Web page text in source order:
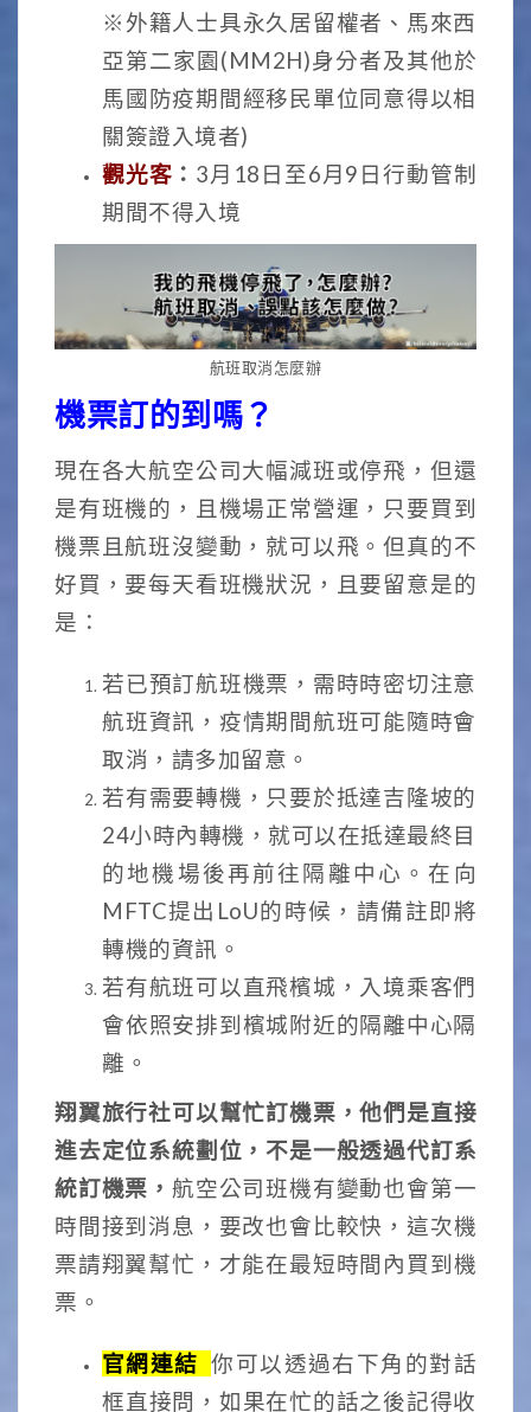
※外籍人士具永久居留權者、馬來西
亞第二家園(MM2H)身分者及其他於
馬國防疫期間經移民單位同意得以相
關簽證入境者)
觀光客 ： 3月18日至6月9日行動管制
期間不得入境
航班取消怎麼辦
機票訂的到嗎？
現在各大航空公司大幅減班或停飛，但還
是有班機的，且機場正常營運，只要買到
機票且航班沒變動，就可以飛。但真的不
好買，要每天看班機狀況，且要留意是的
是：
若已預訂航班機票，需時時密切注意
航班資訊，疫情期間航班可能隨時會
取消，請多加留意。
若有需要轉機，只要於抵達吉隆坡的
24小時內轉機，就可以在抵達最終目
的地機場後再前往隔離中心。在向
MFTC提出LoU的時候，請備註即將
轉機的資訊。
若有航班可以直飛檳城，入境乘客們
會依照安排到檳城附近的隔離中心隔
離。
翔翼旅行社可以幫忙訂機票，他們是直接
進去定位系統劃位，不是一般透過代訂系
統訂機票， 航空公司班機有變動也會第一
時間接到消息，要改也會比較快，這次機
票請翔翼幫忙，才能在最短時間內買到機
票。
官網連結 你可以透過右下角的對話
框直接問，如果在忙的話之後記得收